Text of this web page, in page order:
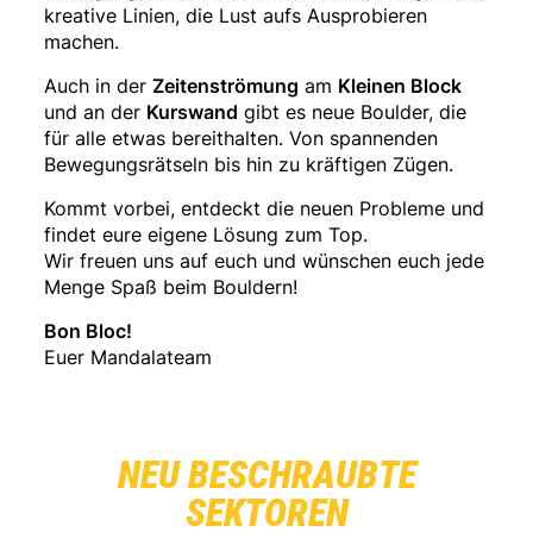
kreative Linien, die Lust aufs Ausprobieren
machen.
Auch in derZeitenströmung am Kleinen Block
und an der Kurswand gibt es neue Boulder, die
für alle etwas bereithalten. Von spannenden
Bewegungsrätseln bis hin zu kräftigen Zügen.
Kommt vorbei, entdeckt die neuen Probleme und
findet eure eigene Lösung zum Top.
Wir freuen uns auf euch und wünschen euch jede
Menge Spaß beim Bouldern!
Bon Bloc!
Euer Mandalateam
NEU BESCHRAUBTE
SEKTOREN